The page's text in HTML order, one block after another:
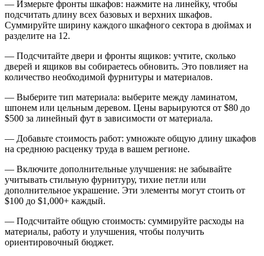
— Измерьте фронты шкафов: нажмите на линейку, чтобы
подсчитать длину всех базовых и верхних шкафов.
Суммируйте ширину каждого шкафного сектора в дюймах и
разделите на 12.
— Подсчитайте двери и фронты ящиков: учтите, сколько
дверей и ящиков вы собираетесь обновить. Это повлияет на
количество необходимой фурнитуры и материалов.
— Выберите тип материала: выберите между ламинатом,
шпонем или цельным деревом. Цены варьируются от $80 до
$500 за линейный фут в зависимости от материала.
— Добавьте стоимость работ: умножьте общую длину шкафов
на среднюю расценку труда в вашем регионе.
— Включите дополнительные улучшения: не забывайте
учитывать стильную фурнитуру, тихие петли или
дополнительное украшение. Эти элементы могут стоить от
$100 до $1,000+ каждый.
— Подсчитайте общую стоимость: суммируйте расходы на
материалы, работу и улучшения, чтобы получить
ориентировочный бюджет.